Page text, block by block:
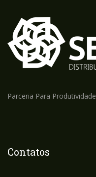
Parceria Para Produtividade
Contatos